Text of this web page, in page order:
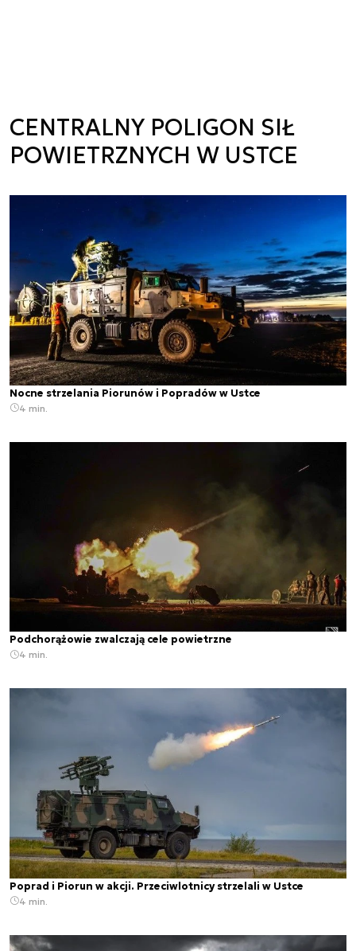
CENTRALNY POLIGON SIŁ
POWIETRZNYCH W USTCE
Nocne strzelania Piorunów i Popradów w Ustce
4 min.
Podchorążowie zwalczają cele powietrzne
4 min.
Poprad i Piorun w akcji. Przeciwlotnicy strzelali w Ustce
4 min.